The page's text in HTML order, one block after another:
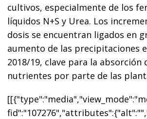
cultivos, especialmente de los
líquidos N+S y Urea. Los
dosis se encuentran ligados en
aumento de las precipitaciones
2018/19, clave para la absorción
nutrientes por parte de las